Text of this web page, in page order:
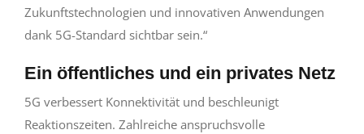
Zukunftstechnologien und innovativen Anwendungen
dank 5G-Standard sichtbar sein.“
Ein öffentliches und ein privates Netz
5G verbessert Konnektivität und beschleunigt
Reaktionszeiten. Zahlreiche anspruchsvolle